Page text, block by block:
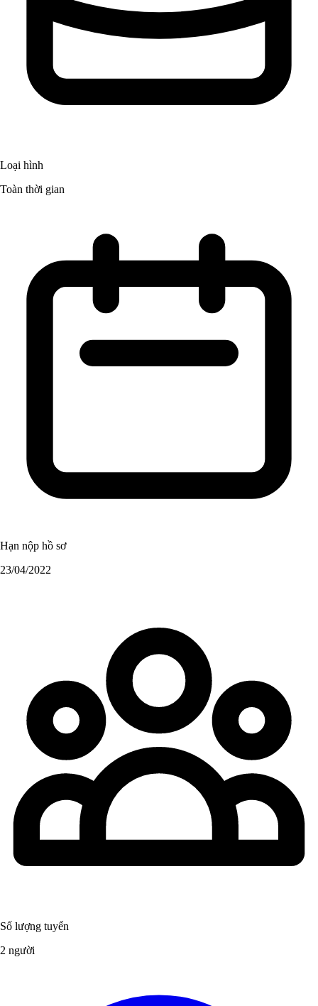
Loại hình
Toàn thời gian
Hạn nộp hồ sơ
23/04/2022
Số lượng tuyển
2 người